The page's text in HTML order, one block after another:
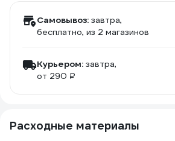
Самовывоз: завтра,
бесплатно, из 2 магазинов
Курьером: завтра,
от 290 ₽
Расходные материалы